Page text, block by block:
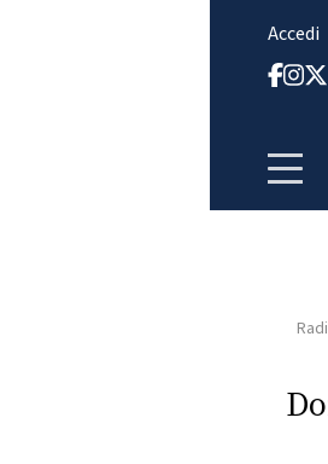
Accedi
HOME
RADIO